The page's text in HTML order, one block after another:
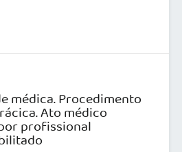
médica. Procedimento
Ato médico
profissional